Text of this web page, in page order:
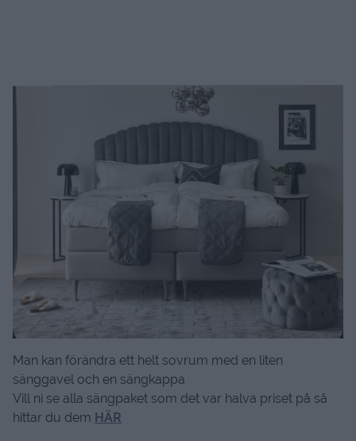
Man kan förändra ett helt sovrum med en liten
sänggavel och en sängkappa
Vill ni se alla sängpaket som det var halva priset på så
hittar du dem HÄR